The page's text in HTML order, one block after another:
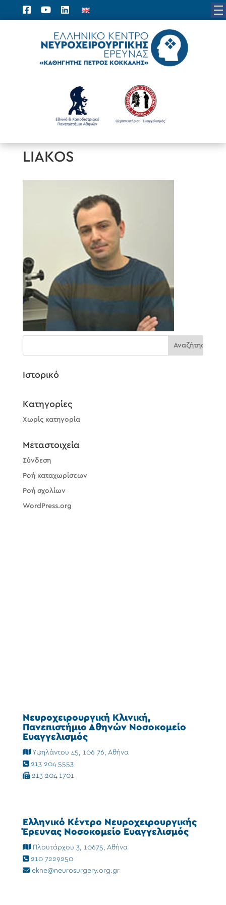
LIAKOS
Ιστορικό
Kατηγορίες
Χωρίς κατηγορία
Μεταστοιχεία
Σύνδεση
Ροή καταχωρίσεων
Ροή σχολίων
WordPress.org
Νευροχειρουργική Κλινική,
Πανεπιστήμιο Αθηνών Νοσοκομείο
Ευαγγελισμός
Υψηλάντου 45, 106 76, Αθήνα
213 204 5553
213 204 1701
Ελληνικό Κέντρο Νευροχειρουργικής
Έρευνας Νοσοκομείο Ευαγγελισμός
Πλουτάρχου 3, 10675, Αθήνα
210 7229250
ekne@neurosurgery.org.gr